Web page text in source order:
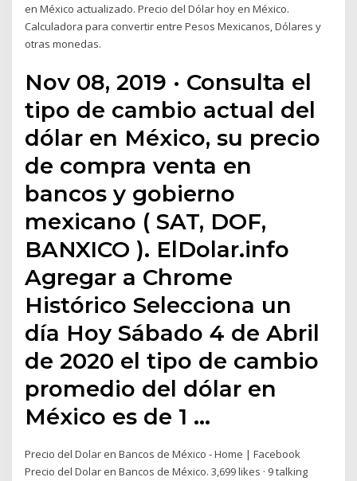
en México actualizado. Precio del Dólar hoy en México.
Calculadora para convertir entre Pesos Mexicanos, Dólares y
otras monedas.
Nov 08, 2019 · Consulta el
tipo de cambio actual del
dólar en México, su precio
de compra venta en
bancos y gobierno
mexicano ( SAT, DOF,
BANXICO ). ElDolar.info
Agregar a Chrome
Histórico Selecciona un
día Hoy Sábado 4 de Abril
de 2020 el tipo de cambio
promedio del dólar en
México es de 1 …
Precio del Dolar en Bancos de México - Home | Facebook
Precio del Dolar en Bancos de México. 3,699 likes · 9 talking